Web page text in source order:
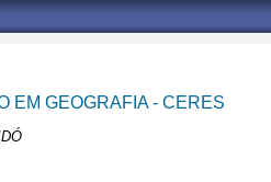
EM GEOGRAFIA - CERES